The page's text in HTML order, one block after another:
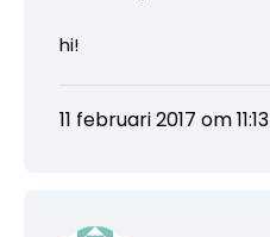
hi!
11 februari 2017 om 11:13